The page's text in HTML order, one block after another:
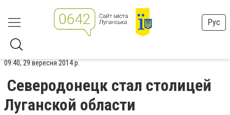
Рус
09:40, 29 вересня 2014 р.
Северодонецк стал столицей
Луганской области